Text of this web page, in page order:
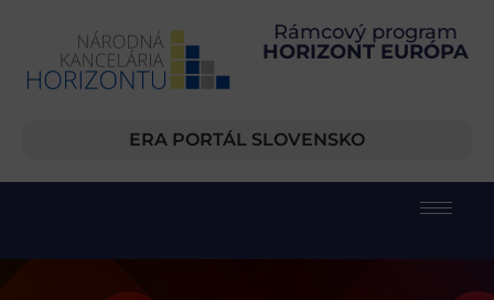
Rámcový program
HORIZONT EURÓPA
ERA PORTÁL SLOVENSKO